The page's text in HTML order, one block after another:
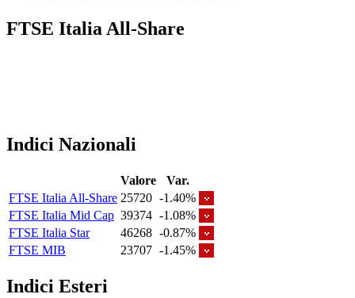
FTSE Italia All-Share
Indici Nazionali
Valore
Var.
FTSE Italia All-Share 25720 -1.40%
FTSE Italia Mid Cap 39374 -1.08%
FTSE Italia Star
46268 -0.87%
FTSE MIB
23707 -1.45%
Indici Esteri